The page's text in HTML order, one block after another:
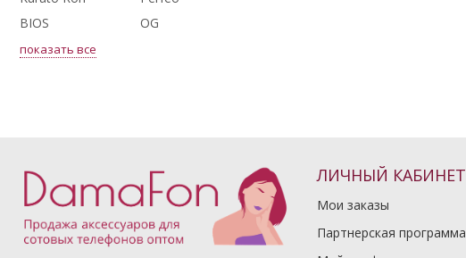
BIOS
OG
показать все
ЛИЧНЫЙ КАБИНЕТ
Мои заказы
Партнерская программа